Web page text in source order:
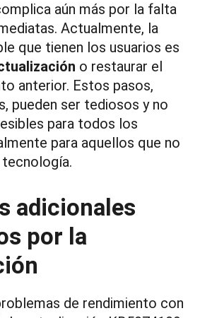
aún más por la falta
Actualmente, la
que tienen los usuarios es
o restaurar el
anterior. Estos pasos,
pueden ser tediosos y no
para todos los
para aquellos que no
adicionales
por la
de rendimiento con